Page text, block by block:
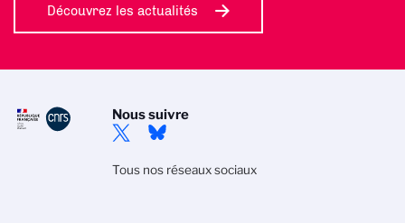
Découvrez les actualités
Nous suivre
Tous nos réseaux sociaux